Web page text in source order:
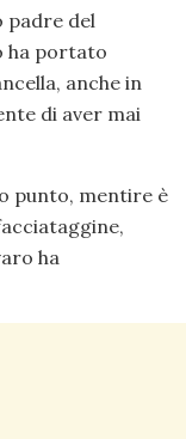
padre del
ha portato
anche in
di aver mai
punto, mentire è
ha